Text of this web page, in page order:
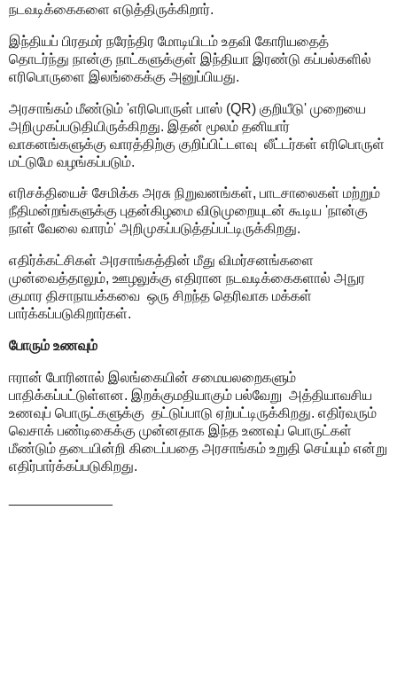
நடவடிக்கைகளை எடுத்திருக்கிறார்.
இந்தியப் பிரதமர் நரேந்திர மோடியிடம் உதவி கோரியதைத்
தொடர்ந்து நான்கு நாட்களுக்குள் இந்தியா இரண்டு கப்பல்களில்
எரிபொருளை இலங்கைக்கு அனுப்பியது.
அரசாங்கம் மீண்டும் 'எரிபொருள் பாஸ் (QR) குறியீடு' முறையை
அறிமுகப்படுதியிருக்கிறது. இதன் மூலம் தனியார்
வாகனங்களுக்கு வாரத்திற்கு குறிப்பிட்டளவு லீட்டர்கள் எரிபொருள்
மட்டுமே வழங்கப்படும்.
எரிசக்தியைச் சேமிக்க அரசு நிறுவனங்கள், பாடசாலைகள் மற்றும்
நீதிமன்றங்களுக்கு புதன்கிழமை விடுமுறையுடன் கூடிய 'நான்கு
நாள் வேலை வாரம்' அறிமுகப்படுத்தப்பட்டிருக்கிறது.
எதிர்க்கட்சிகள் அரசாங்கத்தின் மீது விமர்சனங்களை
முன்வைத்தாலும், ஊழலுக்கு எதிரான நடவடிக்கைகளால் அநுர
குமார திசாநாயக்கவை ஒரு சிறந்த தெரிவாக மக்கள்
பார்க்கப்படுகிறார்கள்.
போரும் உணவும்
ஈரான் போரினால் இலங்கையின் சமையலறைகளும்
பாதிக்கப்பட்டுள்ளன. இறக்குமதியாகும் பல்வேறு அத்தியாவசிய
உணவுப் பொருட்களுக்கு தட்டுப்பாடு ஏற்பட்டிருக்கிறது. எதிர்வரும்
வெசாக் பண்டிகைக்கு முன்னதாக இந்த உணவுப் பொருட்கள்
மீண்டும் தடையின்றி கிடைப்பதை அரசாங்கம் உறுதி செய்யும் என்று
எதிர்பார்க்கப்படுகிறது.